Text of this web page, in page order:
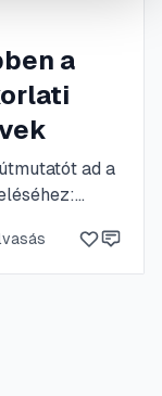
el ezt a
a
ad a
ismertet.